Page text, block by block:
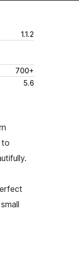
1.1.2
700+
5.6
to